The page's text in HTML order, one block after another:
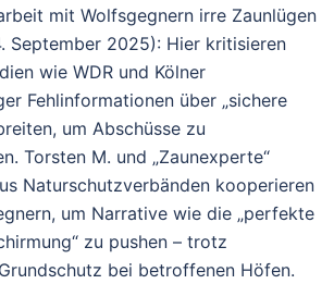
mit Wolfsgegnern irre Zaunlügen
September 2025): Hier kritisieren
wie WDR und Kölner
Fehlinformationen über „sichere
um Abschüsse zu
Torsten M. und „Zaunexperte“
Naturschutzverbänden kooperieren
um Narrative wie die „perfekte
zu pushen – trotz
bei betroffenen Höfen.